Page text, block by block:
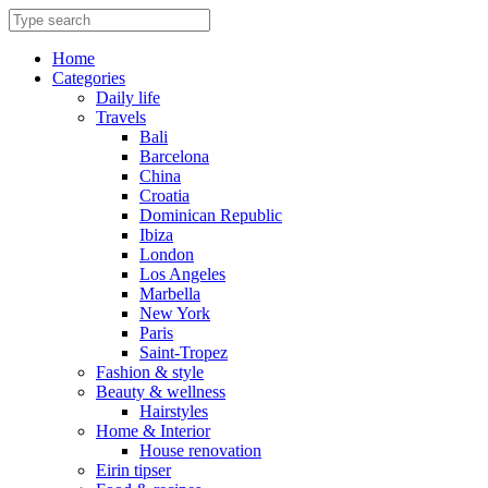
Skip
to
contentHome
Categories
Daily life
Travels
Bali
Barcelona
China
Croatia
Dominican Republic
Ibiza
London
Los Angeles
Marbella
New York
Paris
Saint-Tropez
Fashion & style
Beauty & wellness
Hairstyles
Home & Interior
House renovation
Eirin tipser